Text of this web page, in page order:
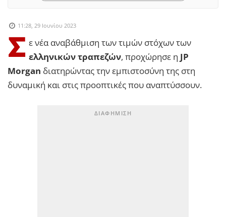
11:28, 29 Ιουνίου 2023
Σ ε νέα αναβάθμιση των τιμών στόχων των
ελληνικών τραπεζών, προχώρησε η JP
Morgan διατηρώντας την εμπιστοσύνη της στη
δυναμική και στις προοπτικές που αναπτύσσουν.